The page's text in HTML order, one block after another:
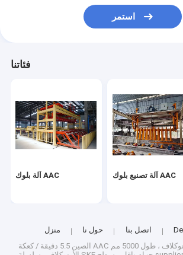
استمر
فئاتنا
آلة بلوك AAC آلة تصنيع بلوك AAC
منزل حول نا اتصل بنا
الصين 5.5 دقيقة / كعكة AAC قالب الأوتوكلاف ، طول 5000 مم AAC قالب